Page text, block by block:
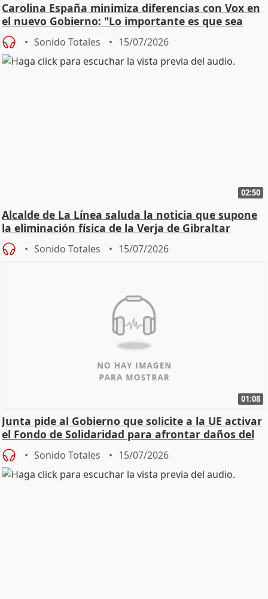
Carolina España minimiza diferencias con Vox en
el nuevo Gobierno: "Lo importante es que sea
una leg
Sonido Totales 15/07/2026
02:50
Alcalde de La Línea saluda la noticia que supone
la eliminación física de la Verja de Gibraltar
Sonido Totales 15/07/2026
01:08
Junta pide al Gobierno que solicite a la UE activar
el Fondo de Solidaridad para afrontar daños del
Sonido Totales 15/07/2026